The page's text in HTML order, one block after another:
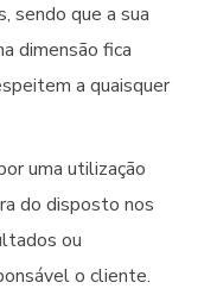
sendo que a sua
dimensão fica
a quaisquer
uma utilização
do disposto nos
ou
o cliente.